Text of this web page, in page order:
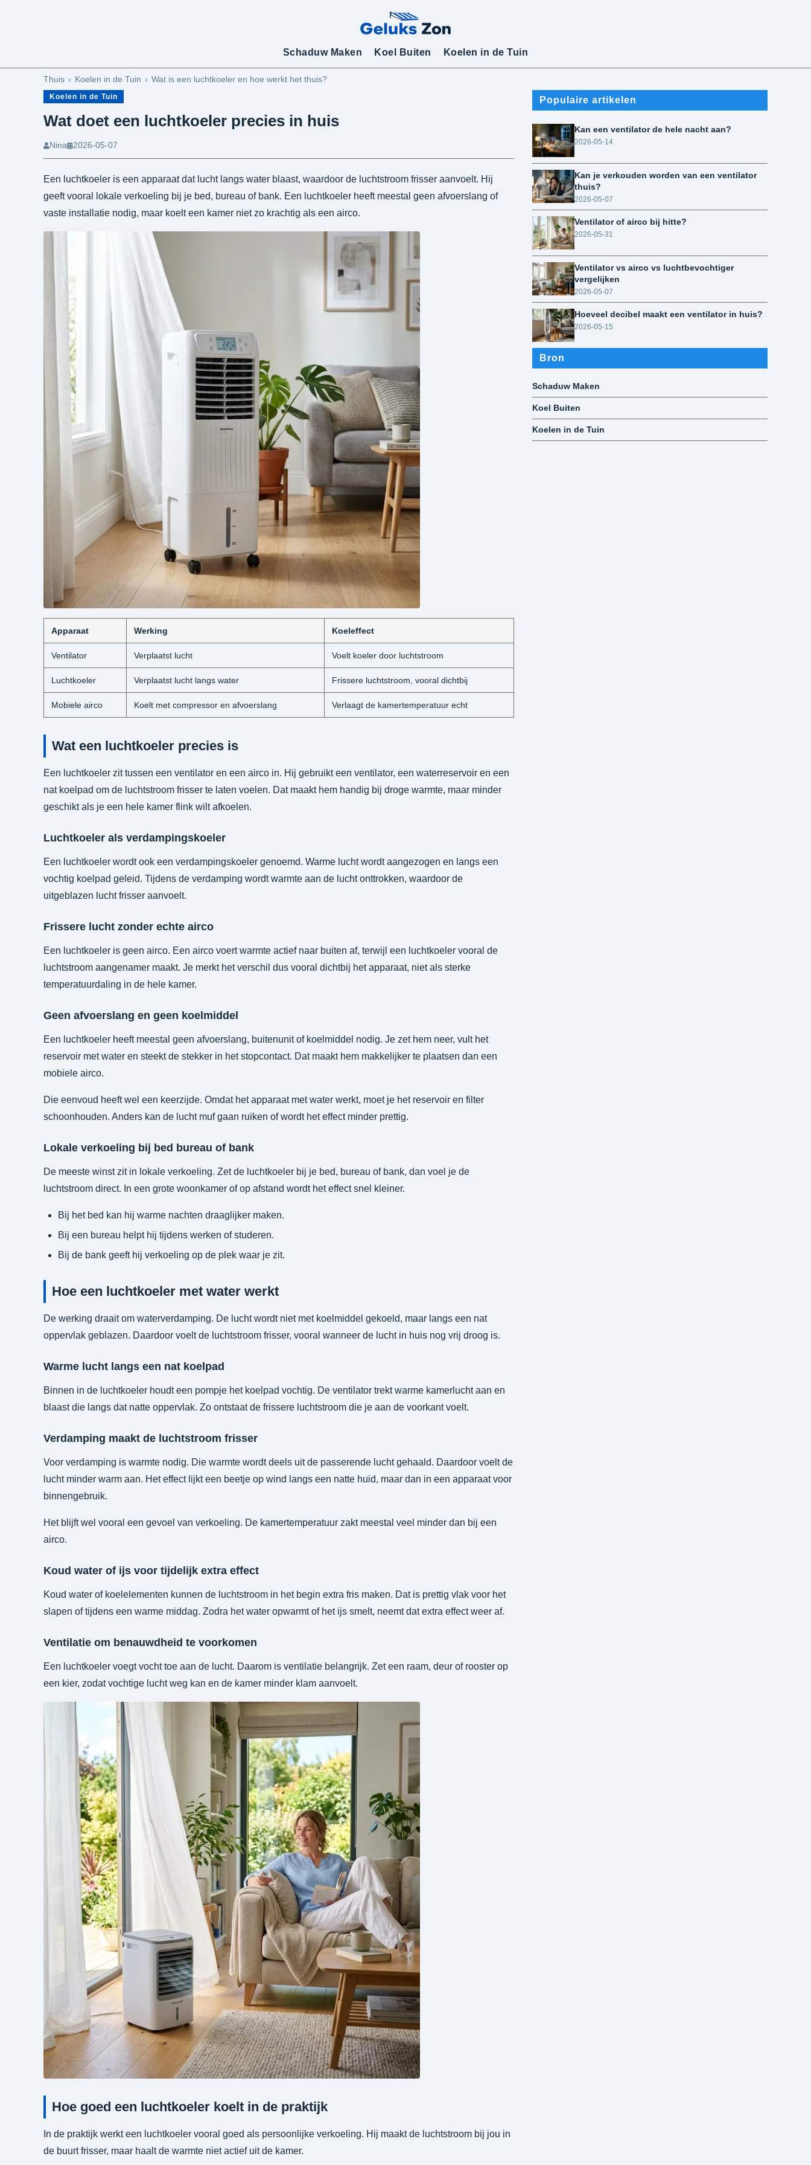
Schaduw Maken Koel Buiten Koelen in de Tuin
Thuis Koelen in de Tuin Wat is een luchtkoeler en hoe werkt het thuis?
Koelen in de Tuin
Wat doet een luchtkoeler precies in huis
Nina 2026-05-07
Een luchtkoeler is een apparaat dat lucht langs water blaast, waardoor de luchtstroom frisser aanvoelt. Hij
geeft vooral lokale verkoeling bij je bed, bureau of bank. Een luchtkoeler heeft meestal geen afvoerslang of
vaste installatie nodig, maar koelt een kamer niet zo krachtig als een airco.
Apparaat Werking Koeleffect
Ventilator Verplaatst lucht Voelt koeler door luchtstroom
Luchtkoeler Verplaatst lucht langs water Frissere luchtstroom, vooral dichtbij
Mobiele airco Koelt met compressor en afvoerslang Verlaagt de kamertemperatuur echt
Wat een luchtkoeler precies is
Een luchtkoeler zit tussen een ventilator en een airco in. Hij gebruikt een ventilator, een waterreservoir en een
nat koelpad om de luchtstroom frisser te laten voelen. Dat maakt hem handig bij droge warmte, maar minder
geschikt als je een hele kamer flink wilt afkoelen.
Luchtkoeler als verdampingskoeler
Een luchtkoeler wordt ook een verdampingskoeler genoemd. Warme lucht wordt aangezogen en langs een
vochtig koelpad geleid. Tijdens de verdamping wordt warmte aan de lucht onttrokken, waardoor de
uitgeblazen lucht frisser aanvoelt.
Frissere lucht zonder echte airco
Een luchtkoeler is geen airco. Een airco voert warmte actief naar buiten af, terwijl een luchtkoeler vooral de
luchtstroom aangenamer maakt. Je merkt het verschil dus vooral dichtbij het apparaat, niet als sterke
temperatuurdaling in de hele kamer.
Geen afvoerslang en geen koelmiddel
Een luchtkoeler heeft meestal geen afvoerslang, buitenunit of koelmiddel nodig. Je zet hem neer, vult het
reservoir met water en steekt de stekker in het stopcontact. Dat maakt hem makkelijker te plaatsen dan een
mobiele airco.
Die eenvoud heeft wel een keerzijde. Omdat het apparaat met water werkt, moet je het reservoir en filter
schoonhouden. Anders kan de lucht muf gaan ruiken of wordt het effect minder prettig.
Lokale verkoeling bij bed bureau of bank
De meeste winst zit in lokale verkoeling. Zet de luchtkoeler bij je bed, bureau of bank, dan voel je de
luchtstroom direct. In een grote woonkamer of op afstand wordt het effect snel kleiner.
Bij het bed kan hij warme nachten draaglijker maken.
Bij een bureau helpt hij tijdens werken of studeren.
Bij de bank geeft hij verkoeling op de plek waar je zit.
Hoe een luchtkoeler met water werkt
De werking draait om waterverdamping. De lucht wordt niet met koelmiddel gekoeld, maar langs een nat
oppervlak geblazen. Daardoor voelt de luchtstroom frisser, vooral wanneer de lucht in huis nog vrij droog is.
Warme lucht langs een nat koelpad
Binnen in de luchtkoeler houdt een pompje het koelpad vochtig. De ventilator trekt warme kamerlucht aan en
blaast die langs dat natte oppervlak. Zo ontstaat de frissere luchtstroom die je aan de voorkant voelt.
Verdamping maakt de luchtstroom frisser
Voor verdamping is warmte nodig. Die warmte wordt deels uit de passerende lucht gehaald. Daardoor voelt de
lucht minder warm aan. Het effect lijkt een beetje op wind langs een natte huid, maar dan in een apparaat voor
binnengebruik.
Het blijft wel vooral een gevoel van verkoeling. De kamertemperatuur zakt meestal veel minder dan bij een
airco.
Koud water of ijs voor tijdelijk extra effect
Koud water of koelelementen kunnen de luchtstroom in het begin extra fris maken. Dat is prettig vlak voor het
slapen of tijdens een warme middag. Zodra het water opwarmt of het ijs smelt, neemt dat extra effect weer af.
Ventilatie om benauwdheid te voorkomen
Een luchtkoeler voegt vocht toe aan de lucht. Daarom is ventilatie belangrijk. Zet een raam, deur of rooster op
een kier, zodat vochtige lucht weg kan en de kamer minder klam aanvoelt.
Hoe goed een luchtkoeler koelt in de praktijk
In de praktijk werkt een luchtkoeler vooral goed als persoonlijke verkoeling. Hij maakt de luchtstroom bij jou in
de buurt frisser, maar haalt de warmte niet actief uit de kamer.
Populaire artikelen
Kan een ventilator de hele nacht aan?
2026-05-14
Kan je verkouden worden van een ventilator
thuis?
2026-05-07
Ventilator of airco bij hitte?
2026-05-31
Ventilator vs airco vs luchtbevochtiger
vergelijken
2026-05-07
Hoeveel decibel maakt een ventilator in huis?
2026-05-15
Bron
Schaduw Maken
Koel Buiten
Koelen in de Tuin